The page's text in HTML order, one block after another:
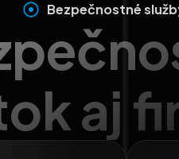
Bezpečnostné
aj